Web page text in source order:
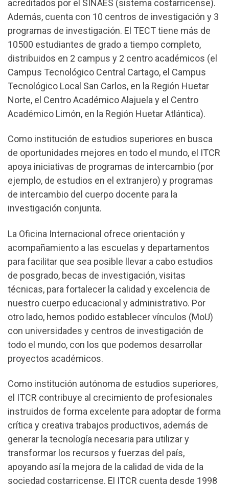
acreditados por el SINAES (sistema costarricense).
Además, cuenta con 10 centros de investigación y 3
programas de investigación. El TECT tiene más de
10500 estudiantes de grado a tiempo completo,
distribuidos en 2 campus y 2 centro académicos (el
Campus Tecnológico Central Cartago, el Campus
Tecnológico Local San Carlos, en la Región Huetar
Norte, el Centro Académico Alajuela y el Centro
Académico Limón, en la Región Huetar Atlántica).
Como institución de estudios superiores en busca
de oportunidades mejores en todo el mundo, el ITCR
apoya iniciativas de programas de intercambio (por
ejemplo, de estudios en el extranjero) y programas
de intercambio del cuerpo docente para la
investigación conjunta.
La Oficina Internacional ofrece orientación y
acompañamiento a las escuelas y departamentos
para facilitar que sea posible llevar a cabo estudios
de posgrado, becas de investigación, visitas
técnicas, para fortalecer la calidad y excelencia de
nuestro cuerpo educacional y administrativo. Por
otro lado, hemos podido establecer vínculos (MoU)
con universidades y centros de investigación de
todo el mundo, con los que podemos desarrollar
proyectos académicos.
Como institución autónoma de estudios superiores,
el ITCR contribuye al crecimiento de profesionales
instruidos de forma excelente para adoptar de forma
crítica y creativa trabajos productivos, además de
generar la tecnología necesaria para utilizar y
transformar los recursos y fuerzas del país,
apoyando así la mejora de la calidad de vida de la
sociedad costarricense. El ITCR cuenta desde 1998